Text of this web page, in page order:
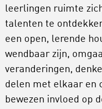
leerlingen ruimte
talenten te
een open, lerende
wendbaar zijn,
veranderingen,
delen met elkaar en
bewezen invloed op